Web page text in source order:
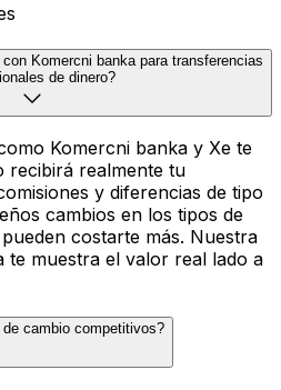
Komercni banka para transferencias
de dinero?
Komercni banka y Xe te
recibirá realmente tu
y diferencias de tipo
cambios en los tipos de
costarte más. Nuestra
te muestra el valor real lado a
cambio competitivos?